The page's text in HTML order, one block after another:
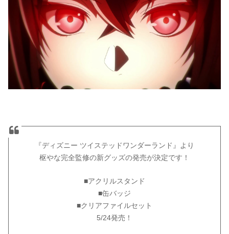
『ディズニー ツイステッドワンダーランド』より
枢やな完全監修の新グッズの発売が決定です！
■アクリルスタンド
■缶バッジ
■クリアファイルセット
5/24発売！